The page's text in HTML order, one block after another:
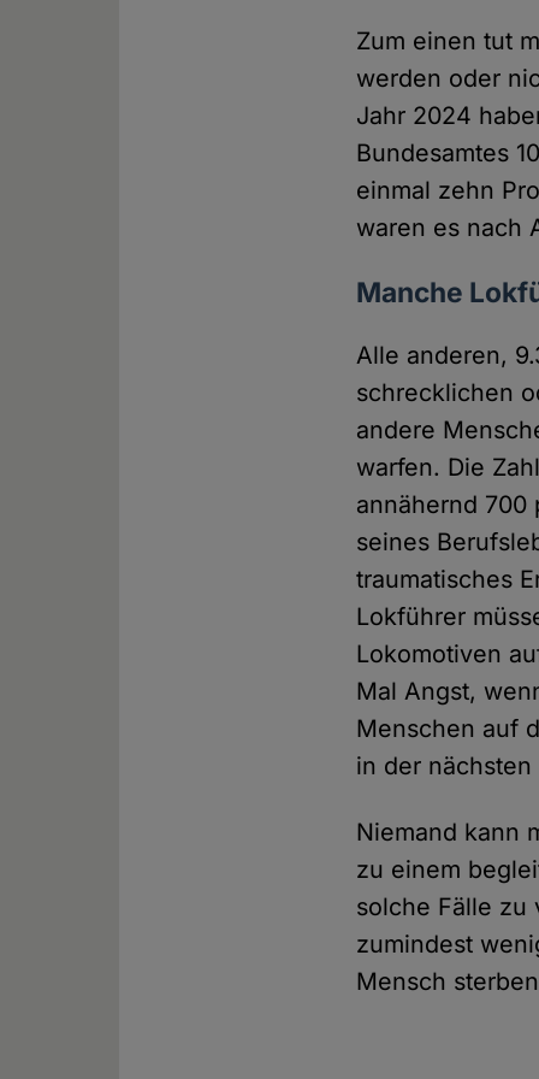
Zum einen tut
werden oder
Jahr 2024
Bundesamtes
einmal zehn
waren es nach
Manche
Alle anderen,
schrecklichen
andere
warfen. Die
annähernd 700
seines
traumatisches
Lokführer
Lokomotiven
Mal Angst,
Menschen auf
in der
Niemand kann
zu einem
solche Fälle zu
zumindest
Mensch